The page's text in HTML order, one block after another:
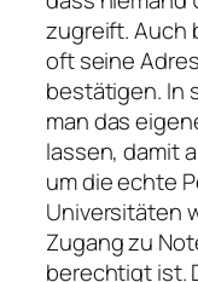
zugreift. Auch
oft seine
bestätigen. In
man das
lassen, damit
um die echte
Universitäten
Zugang zu
berechtigt ist.